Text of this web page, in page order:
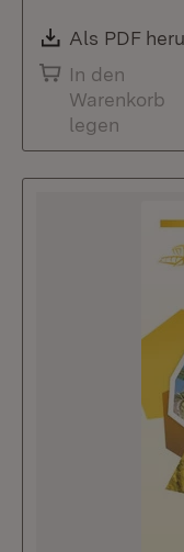
Download:
Als PDF
In den
Warenkorb
legen